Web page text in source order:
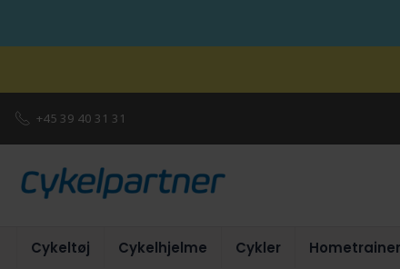
+45 39 40 31 31
Cykeltøj Cykelhjelme Cykler